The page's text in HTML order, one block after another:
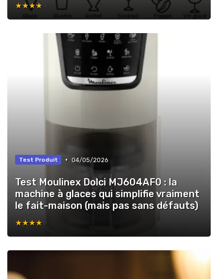
★★★★★
★★★★★
Test Produit • 04/05/2026
Test Moulinex Dolci MJ604AF0 : la
machine à glaces qui simplifie vraiment
le fait-maison (mais pas sans défauts)
★★★★★
★★★★★